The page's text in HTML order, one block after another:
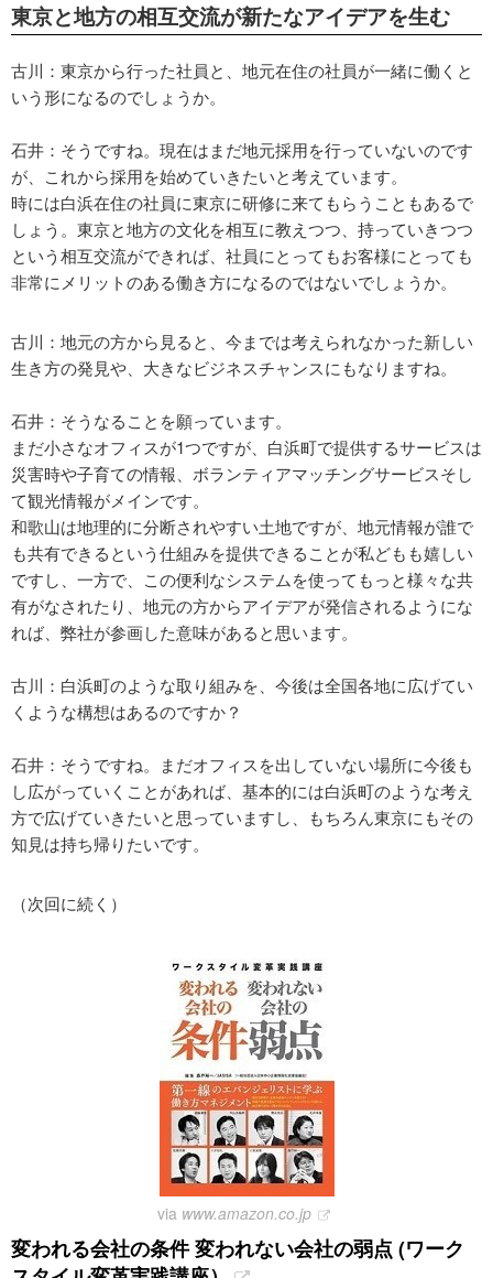
東京と地方の相互交流が新たなアイデアを生む
古川：東京から行った社員と、地元在住の社員が一緒に働くと
いう形になるのでしょうか。
石井：そうですね。現在はまだ地元採用を行っていないのです
が、これから採用を始めていきたいと考えています。
時には白浜在住の社員に東京に研修に来てもらうこともあるで
しょう。東京と地方の文化を相互に教えつつ、持っていきつつ
という相互交流ができれば、社員にとってもお客様にとっても
非常にメリットのある働き方になるのではないでしょうか。
古川：地元の方から見ると、今までは考えられなかった新しい
生き方の発見や、大きなビジネスチャンスにもなりますね。
石井：そうなることを願っています。
まだ小さなオフィスが1つですが、白浜町で提供するサービスは
災害時や子育ての情報、ボランティアマッチングサービスそし
て観光情報がメインです。
和歌山は地理的に分断されやすい土地ですが、地元情報が誰で
も共有できるという仕組みを提供できることが私どもも嬉しい
ですし、一方で、この便利なシステムを使ってもっと様々な共
有がなされたり、地元の方からアイデアが発信されるようにな
れば、弊社が参画した意味があると思います。
古川：白浜町のような取り組みを、今後は全国各地に広げてい
くような構想はあるのですか？
石井：そうですね。まだオフィスを出していない場所に今後も
し広がっていくことがあれば、基本的には白浜町のような考え
方で広げていきたいと思っていますし、もちろん東京にもその
知見は持ち帰りたいです。
（次回に続く）
via www.amazon.co.jp
変われる会社の条件 変われない会社の弱点 (ワーク